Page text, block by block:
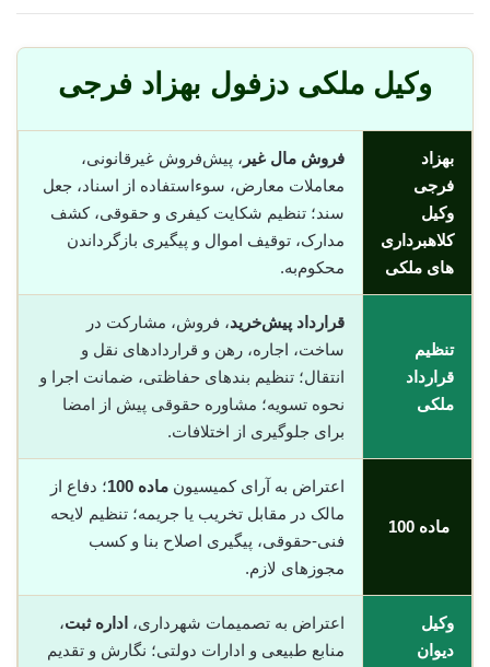
وکیل ملکی دزفول بهزاد فرجی
بهزاد
فرجی
وکیل
کلاهبرداری
های ملکی
فروش مال غیر ، پیش‌فروش غیرقانونی،
معاملات معارض، سوء‌استفاده از اسناد، جعل
سند؛ تنظیم شکایت کیفری و حقوقی، کشف
مدارک، توقیف اموال و پیگیری بازگرداندن
محکوم‌به.
تنظیم
قرارداد
ملکی
قرارداد پیش‌خرید، فروش، مشارکت در
ساخت، اجاره، رهن و قراردادهای نقل و
انتقال؛ تنظیم بندهای حفاظتی، ضمانت اجرا و
نحوه تسویه؛ مشاوره حقوقی پیش از امضا
برای جلوگیری از اختلافات.
ماده 100
اعتراض به آرای کمیسیون ماده 100
؛ دفاع از
مالک در مقابل تخریب یا جریمه؛ تنظیم لایحه
فنی-حقوقی، پیگیری اصلاح بنا و کسب
مجوزهای لازم.
وکیل
دیوان
اعتراض به تصمیمات شهرداری، اداره ثبت،
منابع طبیعی و ادارات دولتی؛ نگارش و تقدیم